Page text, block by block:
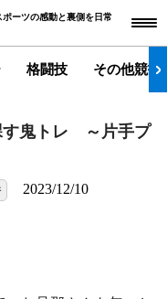
ーツの感動と裏側を日常
格闘技 その他競技
す鬼トレ ～片手プ
2023/12/10